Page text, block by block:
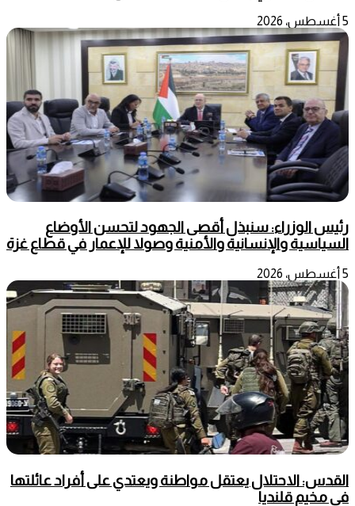
5 أغسطس، 2026
رئيس الوزراء: سنبذل أقصى الجهود لتحسن الأوضاع
السياسية والإنسانية والأمنية وصولا للإعمار في قطاع غزة
5 أغسطس، 2026
القدس: الاحتلال يعتقل مواطنة ويعتدي على أفراد عائلتها
في مخيم قلنديا